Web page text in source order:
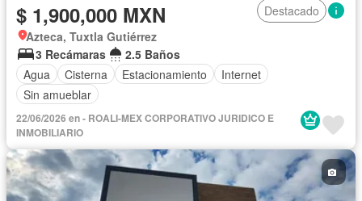
$ 1,900,000 MXN
Destacado
Azteca, Tuxtla Gutiérrez
3 Recámaras
2.5 Baños
Agua
Cisterna Estacionamiento
Internet
Sin amueblar
22/06/2026 en - ROALI-MEX CORPORATIVO JURIDICO E
INMOBILIARIO